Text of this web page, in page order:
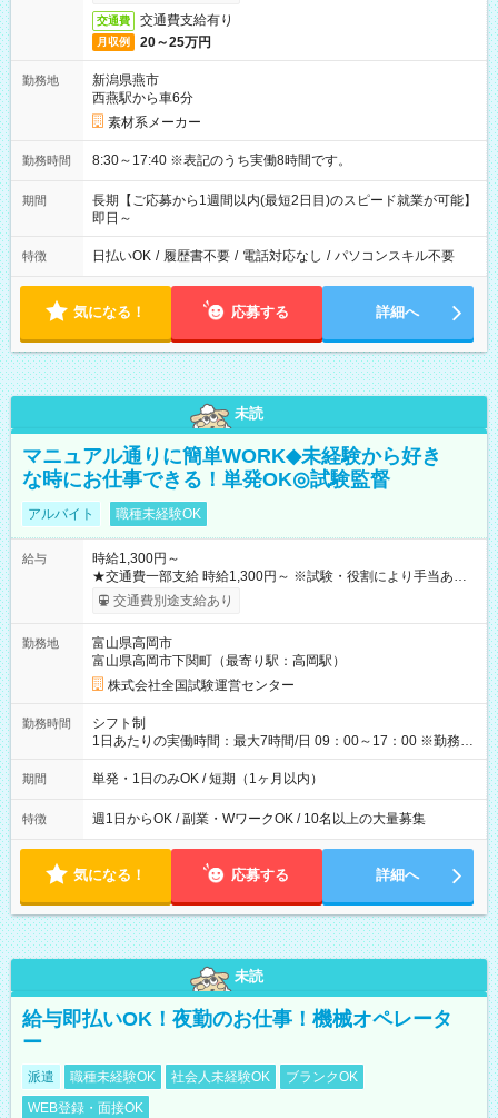
交通費 交通費支給有り
月収例 20～25万円
勤務地
新潟県燕市
西燕駅から車6分
素材系メーカー
勤務時間 8:30～17:40 ※表記のうち実働8時間です。
期間
長期【ご応募から1週間以内(最短2日目)のスピード就業が可能】
即日～
特徴 日払いOK / 履歴書不要 / 電話対応なし / パソコンスキル不要
気になる！ 応募する 詳細へ
未読
マニュアル通りに簡単WORK◆未経験から好き
な時にお仕事できる！単発OK◎試験監督
アルバイト 職種未経験OK
給与
時給1,300円～
★交通費一部支給 時給1,300円～ ※試験・役割により手当あり
※勤務回数により昇給あり 【即給（前払い）オプションあ
り！】 希望される場合、勤務から1週間ほどで給与の一部を受け
例】 ・河合塾模擬試験 8:30～17:30（休憩1時間） 時給1,300円
×8時間＝日収10,400円＋交通費 ※当日の役割により時給＋100
円の場合あり ・国家試験 7:00～13:30（休憩なし） 時給1,300
円（役割手当＋100円）×6時間＝日収8,400円＋交通費 【試用期
間】試用期間なし
交通費別途支給あり
勤務地
富山県高岡市
富山県高岡市下関町（最寄り駅：高岡駅）
株式会社全国試験運営センター
勤務時間
シフト制
1日あたりの実働時間：最大7時間/日 09：00～17：00 ※勤務時
間は 試験により異なります。
期間 単発・1日のみOK / 短期（1ヶ月以内）
特徴 週1日からOK / 副業・WワークOK / 10名以上の大量募集
気になる！ 応募する 詳細へ
未読
給与即払いOK！夜勤のお仕事！機械オペレータ
ー
派遣 職種未経験OK 社会人未経験OK
ブランクOK
WEB登録・面接OK